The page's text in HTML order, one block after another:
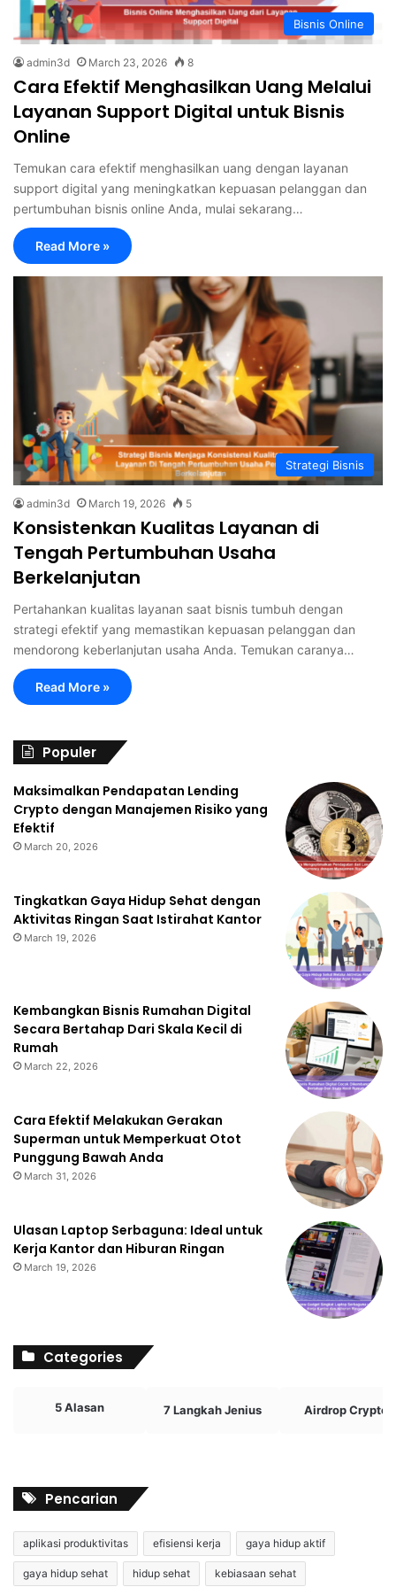
Bisnis Online
admin3d March 23, 2026 8
Cara Efektif Menghasilkan Uang Melalui
Layanan Support Digital untuk Bisnis
Online
Temukan cara efektif menghasilkan uang dengan layanan
support digital yang meningkatkan kepuasan pelanggan dan
pertumbuhan bisnis online Anda, mulai sekarang…
Read More »
Strategi Bisnis
admin3d March 19, 2026 5
Konsistenkan Kualitas Layanan di
Tengah Pertumbuhan Usaha
Berkelanjutan
Pertahankan kualitas layanan saat bisnis tumbuh dengan
strategi efektif yang memastikan kepuasan pelanggan dan
mendorong keberlanjutan usaha Anda. Temukan caranya…
Read More »
Populer
Maksimalkan Pendapatan Lending
Crypto dengan Manajemen Risiko yang
Efektif
March 20, 2026
Tingkatkan Gaya Hidup Sehat dengan
Aktivitas Ringan Saat Istirahat Kantor
March 19, 2026
Kembangkan Bisnis Rumahan Digital
Secara Bertahap Dari Skala Kecil di
Rumah
March 22, 2026
Cara Efektif Melakukan Gerakan
Superman untuk Memperkuat Otot
Punggung Bawah Anda
March 31, 2026
Ulasan Laptop Serbaguna: Ideal untuk
Kerja Kantor dan Hiburan Ringan
March 19, 2026
Categories
5 Alasan 7 Langkah Jenius Airdrop Crypto
Pencarian
aplikasi produktivitas efisiensi kerja gaya hidup aktif
gaya hidup sehat hidup sehat kebiasaan sehat